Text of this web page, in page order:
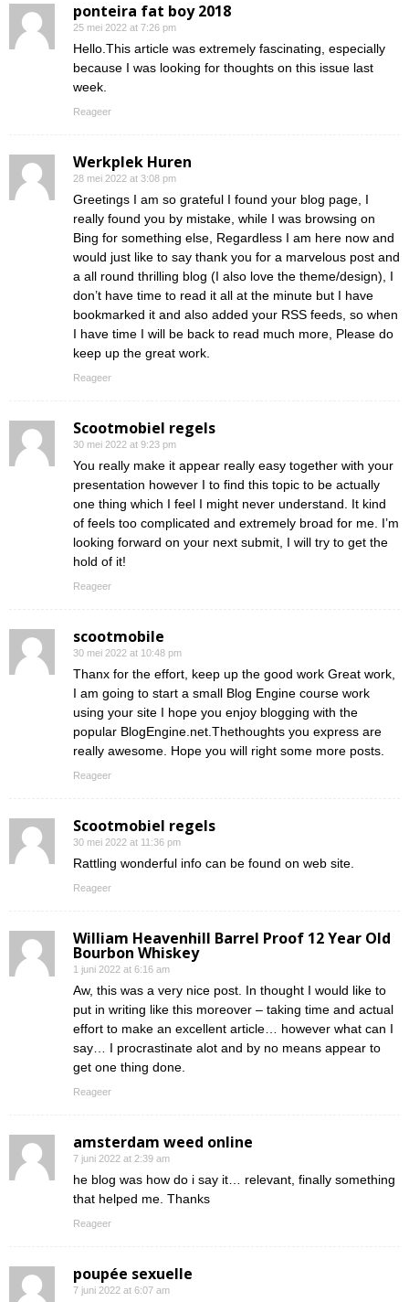
ponteira fat boy 2018
25 mei 2022 at 7:26 pm
Hello.This article was extremely fascinating, especially
because I was looking for thoughts on this issue last
week.
Reageer
Werkplek Huren
28 mei 2022 at 3:08 pm
Greetings I am so grateful I found your blog page, I
really found you by mistake, while I was browsing on
Bing for something else, Regardless I am here now and
would just like to say thank you for a marvelous post and
a all round thrilling blog (I also love the theme/design), I
don’t have time to read it all at the minute but I have
bookmarked it and also added your RSS feeds, so when
I have time I will be back to read much more, Please do
keep up the great work.
Reageer
Scootmobiel regels
30 mei 2022 at 9:23 pm
You really make it appear really easy together with your
presentation however I to find this topic to be actually
one thing which I feel I might never understand. It kind
of feels too complicated and extremely broad for me. I’m
looking forward on your next submit, I will try to get the
hold of it!
Reageer
scootmobile
30 mei 2022 at 10:48 pm
Thanx for the effort, keep up the good work Great work,
I am going to start a small Blog Engine course work
using your site I hope you enjoy blogging with the
popular BlogEngine.net.Thethoughts you express are
really awesome. Hope you will right some more posts.
Reageer
Scootmobiel regels
30 mei 2022 at 11:36 pm
Rattling wonderful info can be found on web site.
Reageer
William Heavenhill Barrel Proof 12 Year Old
Bourbon Whiskey
1 juni 2022 at 6:16 am
Aw, this was a very nice post. In thought I would like to
put in writing like this moreover – taking time and actual
effort to make an excellent article… however what can I
say… I procrastinate alot and by no means appear to
get one thing done.
Reageer
amsterdam weed online
7 juni 2022 at 2:39 am
he blog was how do i say it… relevant, finally something
that helped me. Thanks
Reageer
poupée sexuelle
7 juni 2022 at 6:07 am